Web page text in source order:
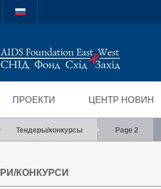
Схід-
ПРОЕКТИ ЦЕНТР НОВИН
Тендеры/конкурсы Page 2
КОНКУРСИ